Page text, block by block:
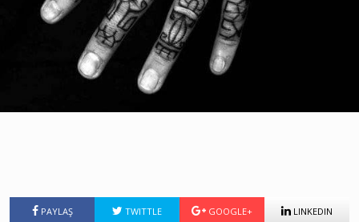
PAYLAŞ TWITTLE GOOGLE+ LINKEDIN